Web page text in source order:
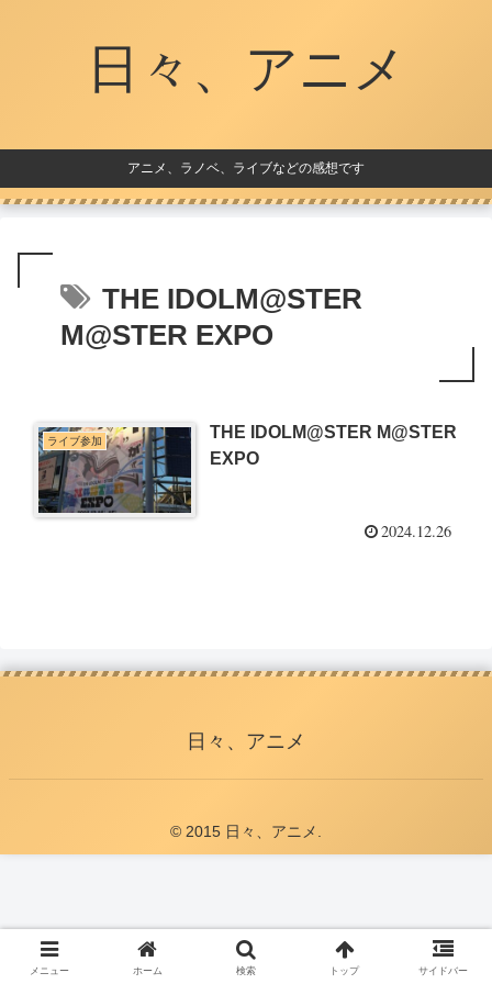
日々、アニメ
アニメ、ラノベ、ライブなどの感想です
THE IDOLM@STER
M@STER EXPO
ライブ参加
THE IDOLM@STER M@STER
EXPO
2024.12.26
日々、アニメ
© 2015 日々、アニメ.
メニュー ホーム 検索 トップ サイドバー